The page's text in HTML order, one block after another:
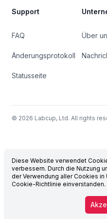
Support
FAQ
Änderungsprotokoll
Statusseite
Über
© 2026 Labcup, Ltd. All rights
Diese Website verwendet
verbessern. Durch die Nutzung
der Verwendung aller Cookies
Cookie-Richtlinie einverstanden.